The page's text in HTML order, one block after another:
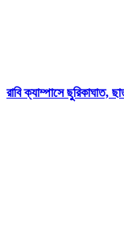
রাবি ক্যাম্পাসে ছুরিকাঘাত,